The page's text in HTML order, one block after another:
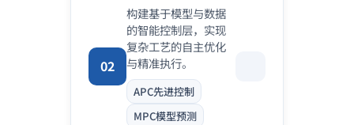
02
构建基于模型与数据
的智能控制层，实现
复杂工艺的自主优化
与精准执行。
APC先进控制
MPC模型预测